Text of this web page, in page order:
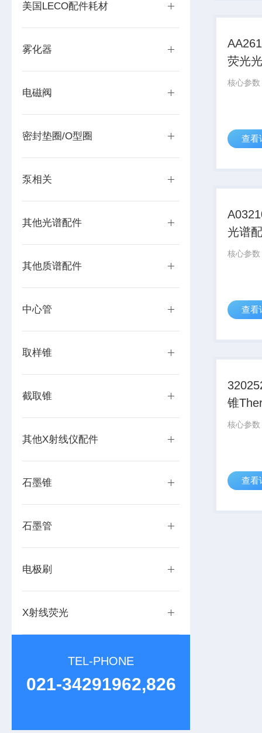
美国LECO配件耗材
雾化器
电磁阀
密封垫圈/O型圈
泵相关
其他光谱配件
其他质谱配件
中心管
取样锥
截取锥
其他X射线仪配件
石墨锥
石墨管
电极刷
X射线荧光
TEL-PHONE
021-34291962,826
荧光
查看
光谱
查看
锥
默飞
查看